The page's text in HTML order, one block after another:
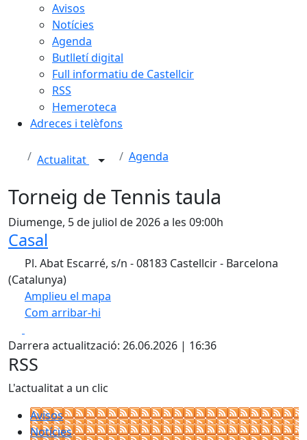
Avisos
Notícies
Agenda
Butlletí digital
Full informatiu de Castellcir
RSS
Hemeroteca
Adreces i telèfons
Actualitat Agenda
Torneig de Tennis taula
Diumenge, 5 de juliol de 2026 a les 09:00h
Casal
Pl. Abat Escarré, s/n - 08183 Castellcir - Barcelona
(Catalunya)
Amplieu el mapa
Com arribar-hi
+
−
Darrera actualització: 26.06.2026 | 16:36
RSS
L'actualitat a un clic
Avisos
Notícies